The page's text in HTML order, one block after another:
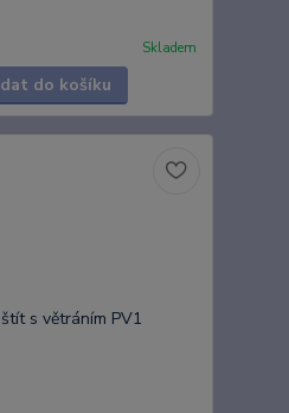
Skladem
do košíku